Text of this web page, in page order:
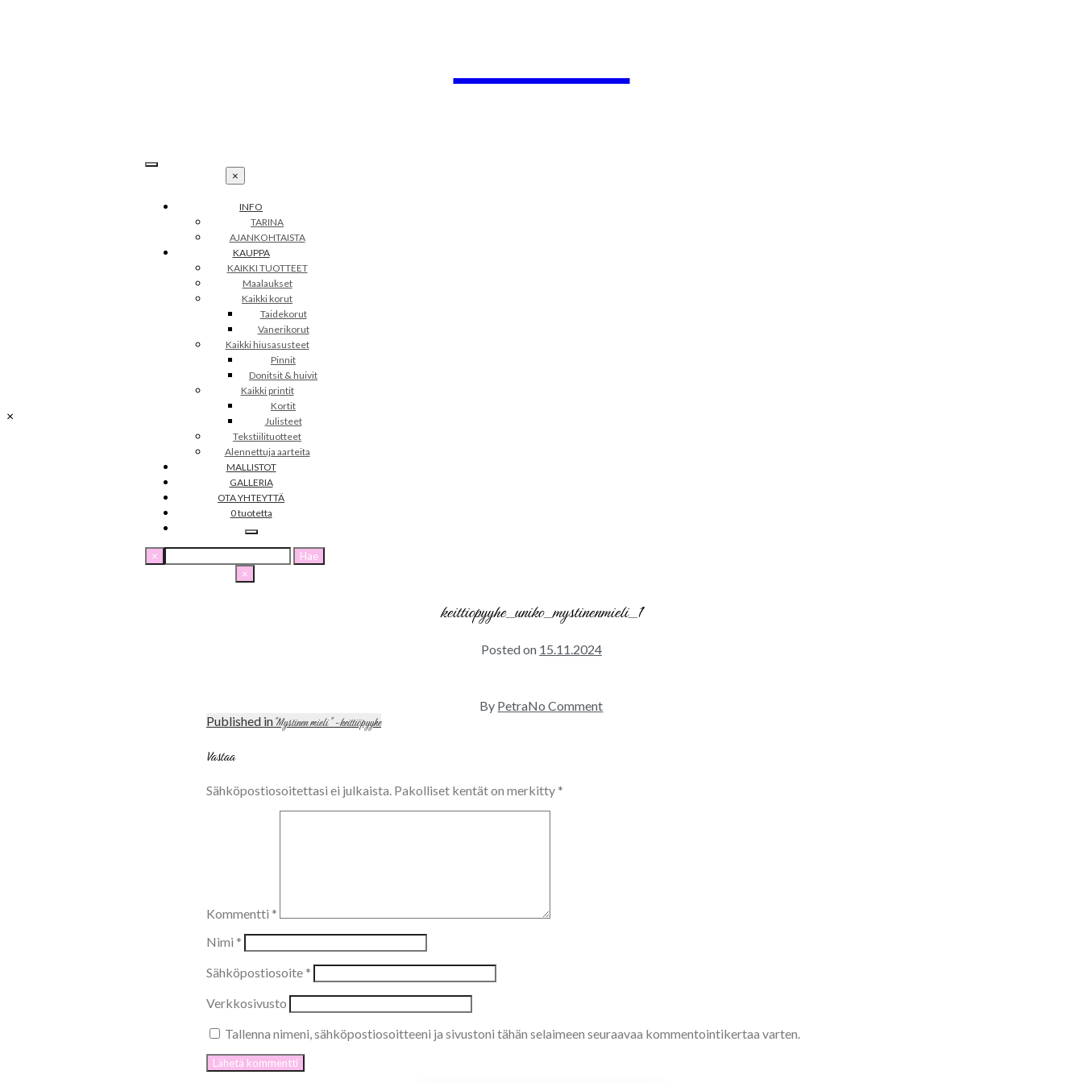
×
×
INFO
TARINA
AJANKOHTAISTA
KAUPPA
KAIKKI TUOTTEET
Maalaukset
Kaikki korut
Taidekorut
Vanerikorut
Kaikki hiusasusteet
Pinnit
Donitsit & huivit
Kaikki printit
Kortit
Julisteet
Tekstiilituotteet
Alennettuja aarteita
MALLISTOT
GALLERIA
OTA YHTEYTTÄ
0 tuotetta
× Haku:
×
keittiopyyhe_uniko_mystinenmieli_1
Posted on 15.11.2024
By PetraNo Commenton
Artikkelien
Published in”Mystinen mieli” -keittiöpyyhe
Vastaa
Sähköpostiosoitettasi ei julkaista. Pakolliset kentät on merkitty *
Kommentti *
Nimi *
Sähköpostiosoite *
Verkkosivusto
Tallenna nimeni, sähköpostiosoitteeni ja sivustoni tähän selaimeen seuraavaa kommentointikertaa varten.